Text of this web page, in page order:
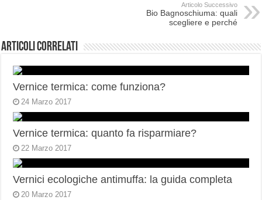
Articolo Successivo
Bio Bagnoschiuma: quali
scegliere e perché
Articoli correlati
Vernice termica: come funziona?
24 Marzo 2017
Vernice termica: quanto fa risparmiare?
22 Marzo 2017
Vernici ecologiche antimuffa: la guida completa
20 Marzo 2017